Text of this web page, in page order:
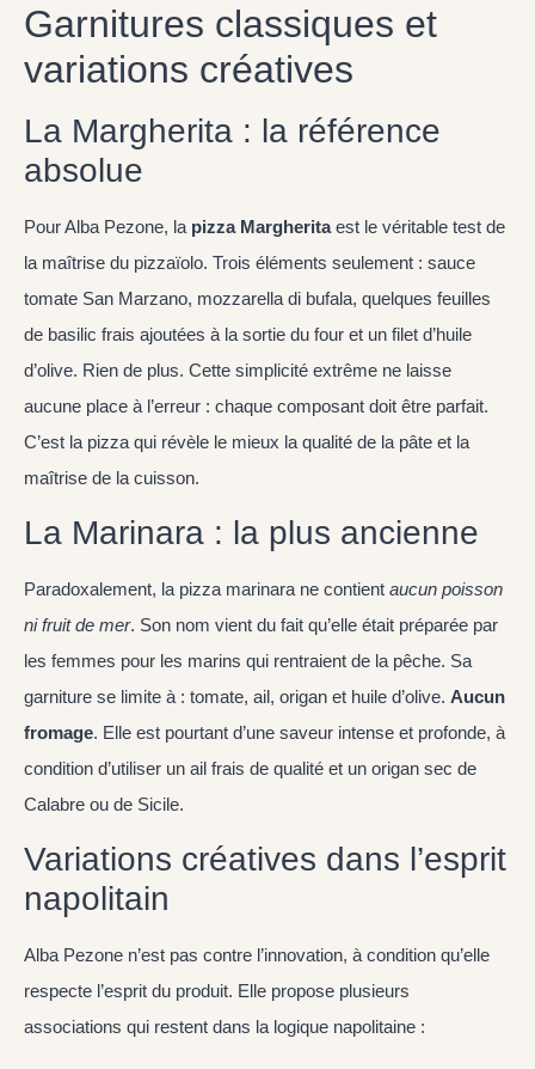
Garnitures classiques et
variations créatives
La Margherita : la référence
absolue
Pour Alba Pezone, la pizza Margheritaest le véritable test de
la maîtrise du pizzaïolo. Trois éléments seulement : sauce
tomate San Marzano, mozzarella di bufala, quelques feuilles
de basilic frais ajoutées à la sortie du four et un filet d’huile
d’olive. Rien de plus. Cette simplicité extrême ne laisse
aucune place à l’erreur : chaque composant doit être parfait.
C’est la pizza qui révèle le mieux la qualité de la pâte et la
maîtrise de la cuisson.
La Marinara : la plus ancienne
Paradoxalement, la pizza marinara ne contient aucun poisson
ni fruit de mer. Son nom vient du fait qu’elle était préparée par
les femmes pour les marins qui rentraient de la pêche. Sa
garniture se limite à : tomate, ail, origan et huile d’olive. Aucun
fromage. Elle est pourtant d’une saveur intense et profonde, à
condition d’utiliser un ail frais de qualité et un origan sec de
Calabre ou de Sicile.
Variations créatives dans l’esprit
napolitain
Alba Pezone n’est pas contre l’innovation, à condition qu’elle
respecte l’esprit du produit. Elle propose plusieurs
associations qui restent dans la logique napolitaine :